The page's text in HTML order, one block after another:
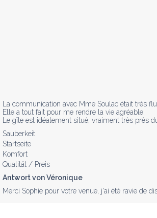
La communication avec Mme Soulac était très
Elle a tout fait pour me rendre la vie agréable.
Le gîte est idéalement situé, vraiment très près
Sauberkeit
Startseite
Komfort
Qualität / Preis
Antwort von Véronique
Merci Sophie pour votre venue, j'ai été ravie de